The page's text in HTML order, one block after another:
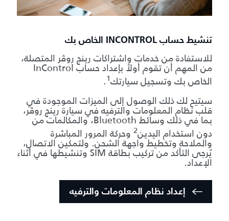
تنشيط حساب INCONTROL الخاص بك
للاستفادة من خدمات واشتراكات رينج روڤر المتصلة،
من المهم أن تقوم أولاً بإعداد حساب InControl
الخاص بك وتسجيل سيارتك1
.
سيتيح لك ذلك الوصول إلى الميزات الموجودة في
قلب نظام المعلومات والترفيه في سيارة رينج روڤر،
بما في ذلك وسائط Bluetooth، والمكالمات من
دون استخدام اليدين2 وحركة المرور المباشرة
والملاحة وتخطيط واجهة الشحن. ولتمكين الاتصال،
يُرجى التأكد من تركيب بطاقة SIM وتنشيطها في أثناء
الإعداد.
إعداد نظام المعلومات والترفيه